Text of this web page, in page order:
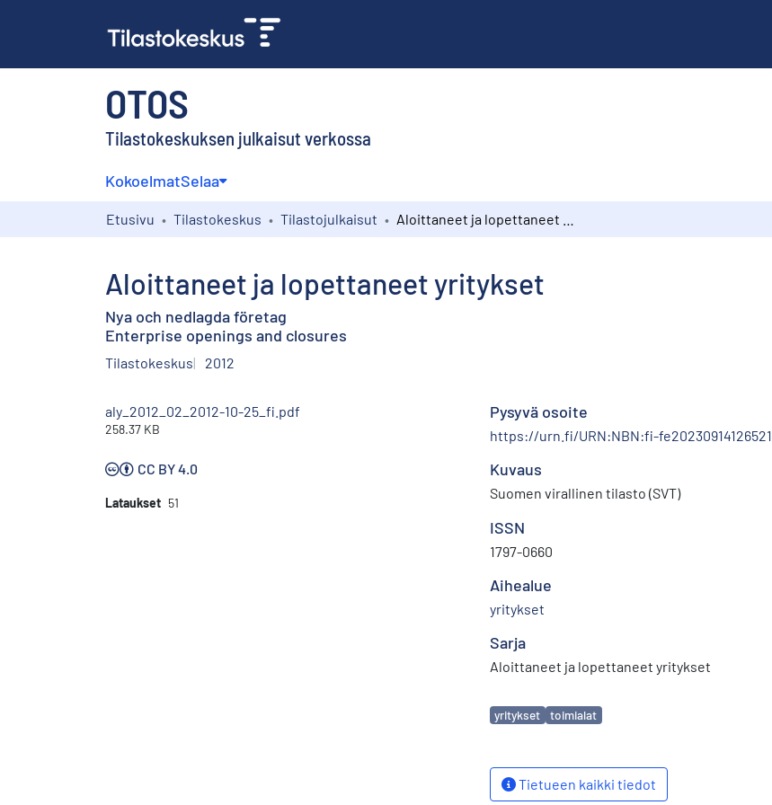
OTOS
Tilastokeskuksen julkaisut verkossa
KokoelmatSelaa
Etusivu Tilastokeskus Tilastojulkaisut
Aloittaneet ja lopettaneet yritykset
Nya och nedlagda företag
Enterprise openings and closures
Tilastokeskus 2012
aly_2012_02_2012-10-25_fi.pdf
258.37 KB
CC BY 4.0
Lataukset 51
Pysyvä osoite
https://urn.fi/URN:NBN:fi-fe20230914126521
Kuvaus
Suomen virallinen tilasto (SVT)
ISSN
1797-0660
Aihealue
yritykset
Sarja
Aloittaneet ja lopettaneet yritykset
Avainsanat
yritykset toimialat
Tietueen kaikki tiedot